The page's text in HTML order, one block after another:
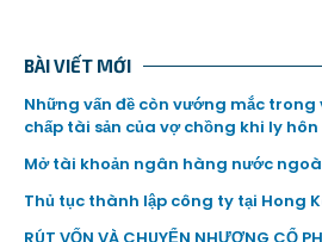
BÀI VIẾT MỚI
Những vấn đề còn vướng mắc
chấp tài sản của vợ chồng khi ly
Mở tài khoản ngân hàng nước
Thủ tục thành lập công ty tại Hong